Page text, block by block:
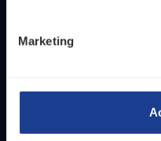
Marketing
Duur­zaam­heid
Part­ner­ships